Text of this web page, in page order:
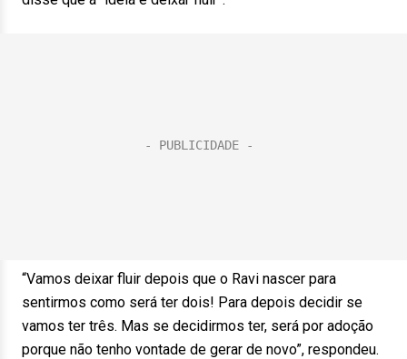
“Vamos deixar fluir depois que o Ravi nascer para
sentirmos como será ter dois! Para depois decidir se
vamos ter três. Mas se decidirmos ter, será por adoção
porque não tenho vontade de gerar de novo”, respondeu.